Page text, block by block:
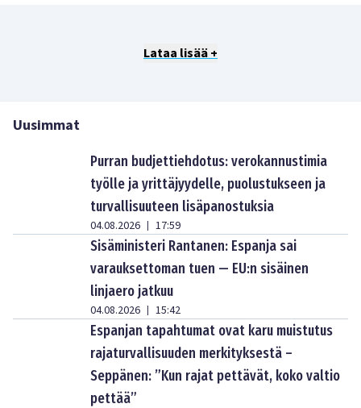
Lataa lisää +
Uusimmat
Purran budjettiehdotus: verokannustimia
työlle ja yrittäjyydelle, puolustukseen ja
turvallisuuteen lisäpanostuksia
04.08.2026 | 17:59
Sisäministeri Rantanen: Espanja sai
varauksettoman tuen — EU:n sisäinen
linjaero jatkuu
04.08.2026 | 15:42
Espanjan tapahtumat ovat karu muistutus
rajaturvallisuuden merkityksestä –
Seppänen: ”Kun rajat pettävät, koko valtio
pettää”